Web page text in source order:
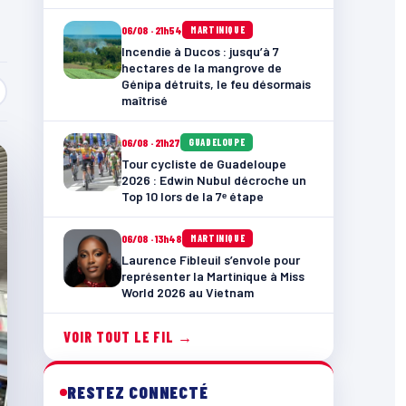
06/08 · 21h54 MARTINIQUE
Incendie à Ducos : jusqu’à 7
hectares de la mangrove de
Génipa détruits, le feu désormais
maîtrisé
06/08 · 21h27 GUADELOUPE
Tour cycliste de Guadeloupe
2026 : Edwin Nubul décroche un
Top 10 lors de la 7ᵉ étape
06/08 · 13h48 MARTINIQUE
Laurence Fibleuil s’envole pour
représenter la Martinique à Miss
World 2026 au Vietnam
VOIR TOUT LE FIL →
RESTEZ CONNECTÉ